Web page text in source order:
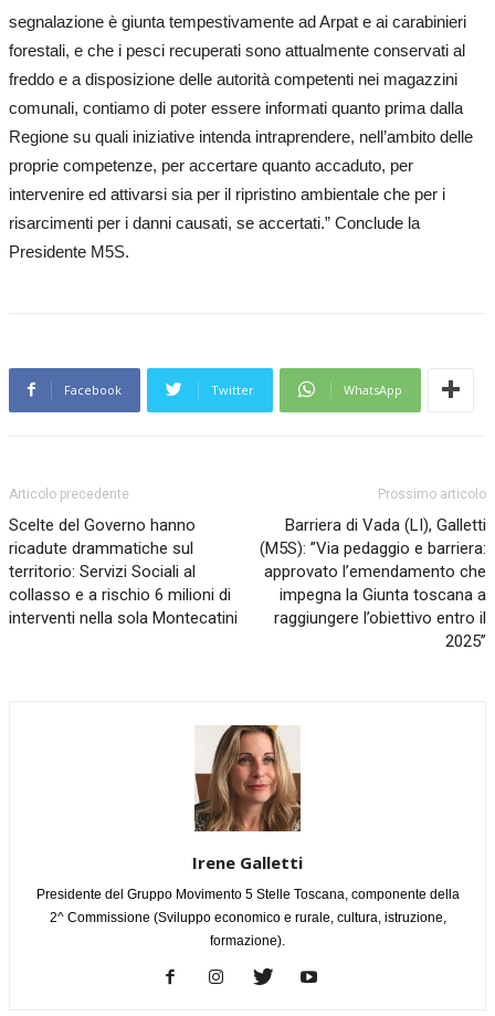
segnalazione è giunta tempestivamente ad Arpat e ai carabinieri
forestali, e che i pesci recuperati sono attualmente conservati al
freddo e a disposizione delle autorità competenti nei magazzini
comunali, contiamo di poter essere informati quanto prima dalla
Regione su quali iniziative intenda intraprendere, nell’ambito delle
proprie competenze, per accertare quanto accaduto, per
intervenire ed attivarsi sia per il ripristino ambientale che per i
risarcimenti per i danni causati, se accertati.” Conclude la
Presidente M5S.
Facebook Twitter WhatsApp
Articolo precedente
Scelte del Governo hanno
ricadute drammatiche sul
territorio: Servizi Sociali al
collasso e a rischio 6 milioni di
interventi nella sola Montecatini
Prossimo articolo
Barriera di Vada (LI), Galletti
(M5S): ”Via pedaggio e barriera:
approvato l’emendamento che
impegna la Giunta toscana a
raggiungere l’obiettivo entro il
2025”
Irene Galletti
Presidente del Gruppo Movimento 5 Stelle Toscana, componente della
2^ Commissione (Sviluppo economico e rurale, cultura, istruzione,
formazione).